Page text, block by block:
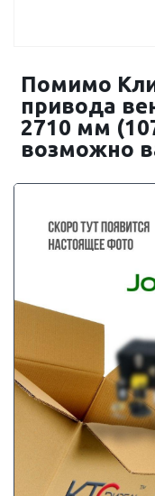
Помимо
привода
2710 мм
возможно